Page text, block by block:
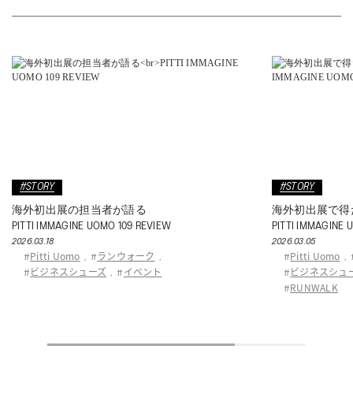
#STORY
海外初出展の担当者が語る
PITTI IMMAGINE UOMO 109 REVIEW
2026.03.18
# Pitti Uomo , # ランウォーク
,
# ビジネスシューズ , # イベント
#STORY
海外初出展で
PITTI IMMAGINE
2026.03.05
# Pitti Uomo ,
# ビジネスシュ
# RUNWALK